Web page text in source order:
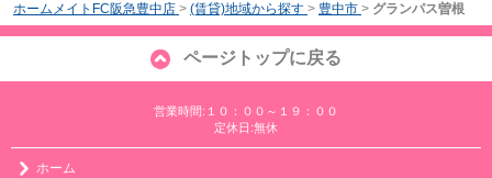
ホームメイトFC阪急豊中店 > (賃貸)地域から探す > 豊中市 > グランパス曽根
ページトップに戻る
営業時間:１０：００～１９：００
定休日:無休
ホーム